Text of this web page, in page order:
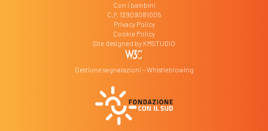
Con i bambini
C.F. 13909081005
Privacy Policy
Cookie Policy
Site designed by KMSTUDIO
Gestione segnalazioni – Whistleblowing